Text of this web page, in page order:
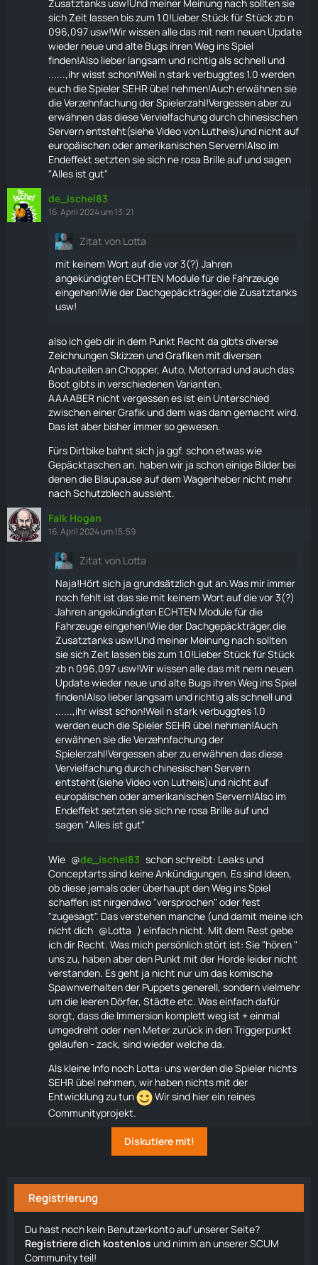
Zusatztanks usw!Und meiner Meinung nach sollten sie
sich Zeit lassen bis zum 1.0!Lieber Stück für Stück zb n
096,097 usw!Wir wissen alle das mit nem neuen Update
wieder neue und alte Bugs ihren Weg ins Spiel
finden!Also lieber langsam und richtig als schnell und
......,ihr wisst schon!Weil n stark verbuggtes 1.0 werden
euch die Spieler SEHR übel nehmen!Auch erwähnen sie
die Verzehnfachung der Spielerzahl!Vergessen aber zu
erwähnen das diese Vervielfachung durch chinesischen
Servern entsteht(siehe Video von Lutheis)und nicht auf
europäischen oder amerikanischen Servern!Also im
Endeffekt setzten sie sich ne rosa Brille auf und sagen
"Alles ist gut"
de_ischel83
16. April 2024 um 13:21
Zitat von Lotta
mit keinem Wort auf die vor 3(?) Jahren
angekündigten ECHTEN Module für die Fahrzeuge
eingehen!Wie der Dachgepäckträger,die Zusatztanks
usw!
also ich geb dir in dem Punkt Recht da gibts diverse
Zeichnungen Skizzen und Grafiken mit diversen
Anbauteilen an Chopper, Auto, Motorrad und auch das
Boot gibts in verschiedenen Varianten.
AAAABER nicht vergessen es ist ein Unterschied
zwischen einer Grafik und dem was dann gemacht wird.
Das ist aber bisher immer so gewesen.
Fürs Dirtbike bahnt sich ja ggf. schon etwas wie
Gepäcktaschen an. haben wir ja schon einige Bilder bei
denen die Blaupause auf dem Wagenheber nicht mehr
nach Schutzblech aussieht.
Falk Hogan
16. April 2024 um 15:59
Zitat von Lotta
Naja!Hört sich ja grundsätzlich gut an.Was mir immer
noch fehlt ist das sie mit keinem Wort auf die vor 3(?)
Jahren angekündigten ECHTEN Module für die
Fahrzeuge eingehen!Wie der Dachgepäckträger,die
Zusatztanks usw!Und meiner Meinung nach sollten
sie sich Zeit lassen bis zum 1.0!Lieber Stück für Stück
zb n 096,097 usw!Wir wissen alle das mit nem neuen
Update wieder neue und alte Bugs ihren Weg ins Spiel
finden!Also lieber langsam und richtig als schnell und
......,ihr wisst schon!Weil n stark verbuggtes 1.0
werden euch die Spieler SEHR übel nehmen!Auch
erwähnen sie die Verzehnfachung der
Spielerzahl!Vergessen aber zu erwähnen das diese
Vervielfachung durch chinesischen Servern
entsteht(siehe Video von Lutheis)und nicht auf
europäischen oder amerikanischen Servern!Also im
Endeffekt setzten sie sich ne rosa Brille auf und
sagen "Alles ist gut"
Wie de_ischel83 schon schreibt: Leaks und
Conceptarts sind keine Ankündigungen. Es sind Ideen,
ob diese jemals oder überhaupt den Weg ins Spiel
schaffen ist nirgendwo "versprochen" oder fest
"zugesagt". Das verstehen manche (und damit meine ich
nicht dich
Lotta ) einfach nicht. Mit dem Rest gebe
ich dir Recht. Was mich persönlich stört ist: Sie "hören "
uns zu, haben aber den Punkt mit der Horde leider nicht
verstanden. Es geht ja nicht nur um das komische
Spawnverhalten der Puppetsgenerell, sondern vielmehr
um die leeren Dörfer, Städte etc. Was einfach dafür
sorgt, dass die Immersion komplett weg ist + einmal
umgedreht oder nen Meter zurück in den Triggerpunkt
gelaufen - zack, sind wieder welche da.
Als kleine Info noch Lotta: uns werden die Spieler nichts
SEHR übel nehmen, wir haben nichts mit der
Entwicklung zu tun
Wir sind hier ein reines
Communityprojekt.
Diskutiere mit!
Registrierung
Du hast noch kein Benutzerkonto auf unserer Seite?
Registriere dich kostenlos und nimm an unserer SCUM
Community teil!